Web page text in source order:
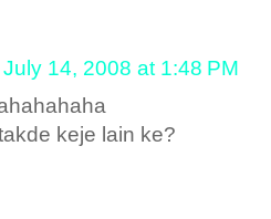
July 14, 2008 at 1:48 PM
keje lain ke?